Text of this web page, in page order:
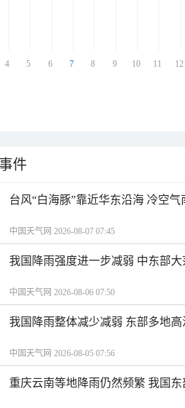
4 5 6 7 8 9 10 11 12
件
台风“白海豚”靠近华东沿海 冷空
中国天气网 2026-08-07 07:45
我国降雨强度进一步减弱 中东部
中国天气网 2026-08-06 07:50
我国降雨整体减少减弱 东部多地
中国天气网 2026-08-05 07:56
重庆云南等地降雨仍然频繁 我国